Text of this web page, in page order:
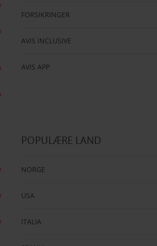
FORSIKRINGER
AVIS INCLUSIVE
AVIS APP
POPULÆRE LAND
NORGE
USA
ITALIA